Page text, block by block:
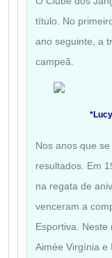
título. No
ano seguinte, a
campeã.
*Lucy Aydos,
Nos anos que
resultados. Em
na regata de
venceram a
Esportiva.
Aimée Virgínia e